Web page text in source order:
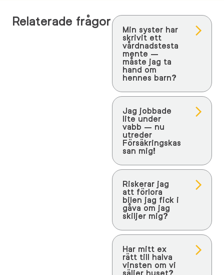
Relaterade frågor
Min syster har
skrivit ett
vårdnadstesta
mente –
måste jag ta
hand om
hennes barn?
Jag jobbade
lite under
vabb – nu
utreder
Försäkringskas
san mig!
Riskerar jag
att förlora
bilen jag fick i
gåva om jag
skiljer mig?
Har mitt ex
rätt till halva
vinsten om vi
säljer huset?